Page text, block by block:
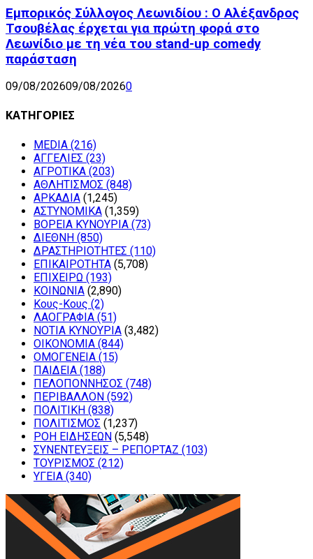
Εμπορικός Σύλλογος Λεωνιδίου : Ο Αλέξανδρος
Τσουβέλας έρχεται για πρώτη φορά στο
Λεωνίδιο με τη νέα του stand-up comedy
παράσταση
09/08/202609/08/20260
ΚΑΤΗΓΟΡΙΕΣ
MEDIA (216)
ΑΓΓΕΛΙΕΣ (23)
ΑΓΡΟΤΙΚΑ (203)
ΑΘΛΗΤΙΣΜΟΣ (848)
ΑΡΚΑΔΙΑ (1,245)
ΑΣΤΥΝΟΜΙΚΑ (1,359)
ΒΟΡΕΙΑ ΚΥΝΟΥΡΙΑ (73)
ΔΙΕΘΝΗ (850)
ΔΡΑΣΤΗΡΙΟΤΗΤΕΣ (110)
ΕΠΙΚΑΙΡΟΤΗΤΑ (5,708)
ΕΠΙΧΕΙΡΩ (193)
ΚΟΙΝΩΝΙΑ (2,890)
Κους-Κους (2)
ΛΑΟΓΡΑΦΙΑ (51)
ΝΟΤΙΑ ΚΥΝΟΥΡΙΑ (3,482)
ΟΙΚΟΝΟΜΙΑ (844)
ΟΜΟΓΕΝΕΙΑ (15)
ΠΑΙΔΕΙΑ (188)
ΠΕΛΟΠΟΝΝΗΣΟΣ (748)
ΠΕΡΙΒΑΛΛΟΝ (592)
ΠΟΛΙΤΙΚΗ (838)
ΠΟΛΙΤΙΣΜΟΣ (1,237)
ΡΟΗ ΕΙΔΗΣΕΩΝ (5,548)
ΣΥΝΕΝΤΕΥΞΕΙΣ – ΡΕΠΟΡΤΑΖ (103)
ΤΟΥΡΙΣΜΟΣ (212)
ΥΓΕΙΑ (340)